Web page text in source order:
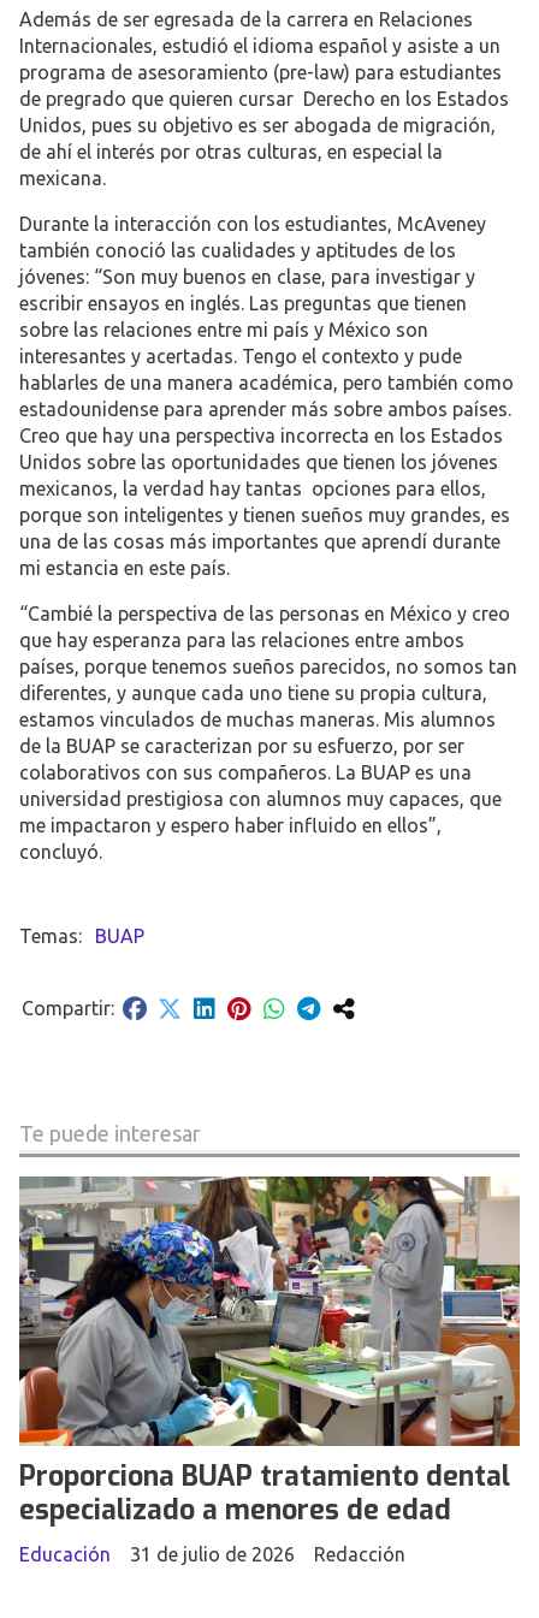
Además de ser egresada de la carrera en Relaciones
Internacionales, estudió el idioma español y asiste a un
programa de asesoramiento (pre-law) para estudiantes
de pregrado que quieren cursar Derecho en los Estados
Unidos, pues su objetivo es ser abogada de migración,
de ahí el interés por otras culturas, en especial la
mexicana.
Durante la interacción con los estudiantes, McAveney
también conoció las cualidades y aptitudes de los
jóvenes: “Son muy buenos en clase, para investigar y
escribir ensayos en inglés. Las preguntas que tienen
sobre las relaciones entre mi país y México son
interesantes y acertadas. Tengo el contexto y pude
hablarles de una manera académica, pero también como
estadounidense para aprender más sobre ambos países.
Creo que hay una perspectiva incorrecta en los Estados
Unidos sobre las oportunidades que tienen los jóvenes
mexicanos, la verdad hay tantas opciones para ellos,
porque son inteligentes y tienen sueños muy grandes, es
una de las cosas más importantes que aprendí durante
mi estancia en este país.
“Cambié la perspectiva de las personas en México y creo
que hay esperanza para las relaciones entre ambos
países, porque tenemos sueños parecidos, no somos tan
diferentes, y aunque cada uno tiene su propia cultura,
estamos vinculados de muchas maneras. Mis alumnos
de la BUAP se caracterizan por su esfuerzo, por ser
colaborativos con sus compañeros. La BUAP es una
universidad prestigiosa con alumnos muy capaces, que
me impactaron y espero haber influido en ellos”,
concluyó.
BUAP
Te puede interesar
Proporciona BUAP tratamiento dental
especializado a menores de edad
Redacción
Educación 31 de julio de 2026